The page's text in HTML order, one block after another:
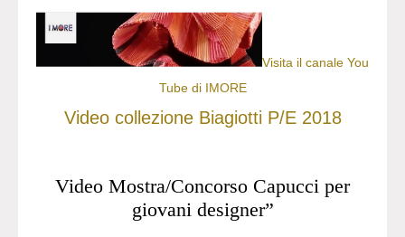
Visita il canale You
Tube di IMORE
Video collezione Biagiotti P/E 2018
Video Mostra/Concorso Capucci per
giovani designer”